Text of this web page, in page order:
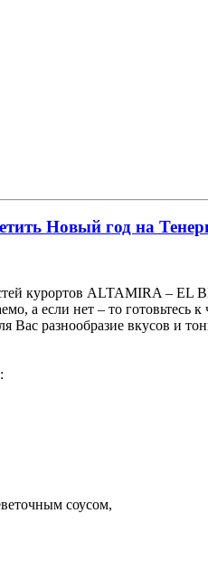
Новый год на
курортов ALTAMIRA –
а если нет – то
Вас разнообразие вкусов и
соусом,